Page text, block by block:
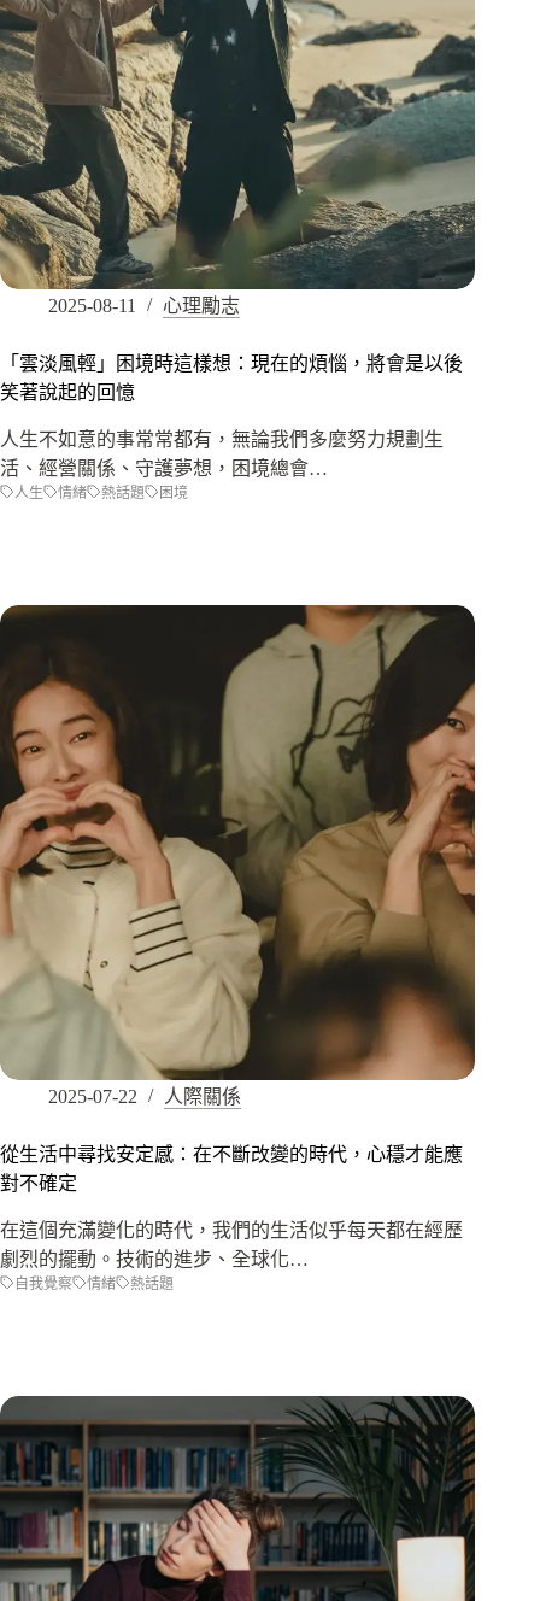
2025-08-11 心理勵志
「雲淡風輕」困境時這樣想：現在的煩惱，將會是以後
笑著說起的回憶
人生不如意的事常常都有，無論我們多麼努力規劃生
活、經營關係、守護夢想，困境總會…
人生 情緒 熱話題 困境
2025-07-22 人際關係
從生活中尋找安定感：在不斷改變的時代，心穩才能應
對不確定
在這個充滿變化的時代，我們的生活似乎每天都在經歷
劇烈的擺動。技術的進步、全球化…
自我覺察 情緒 熱話題